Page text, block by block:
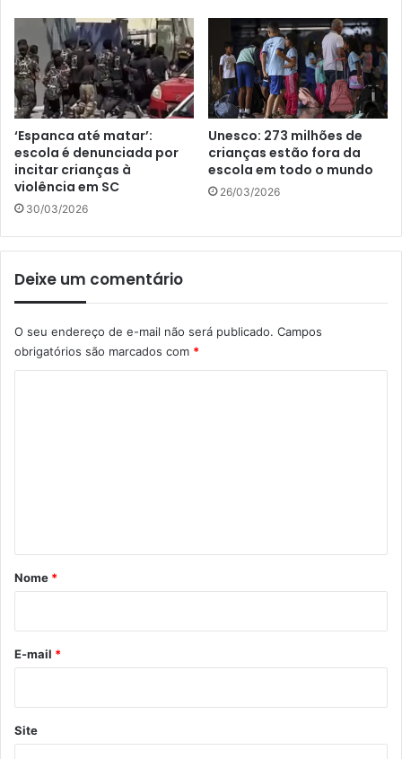
‘Espanca até matar’:
escola é denunciada por
incitar crianças à
violência em SC
30/03/2026
Unesco: 273 milhões de
crianças estão fora da
escola em todo o mundo
26/03/2026
Deixe um comentário
O seu endereço de e-mail não será publicado. Campos
obrigatórios são marcados com *
r
*
Nome *
E-mail *
Site